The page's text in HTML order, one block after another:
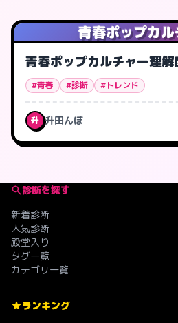
青春ポップカ
青春ポップカルチャー理解
#青春 #診断 #トレンド
升 升田んぼ
診断を探す
新着診断
人気診断
殿堂入り
タグ一覧
カテゴリ一覧
ランキング